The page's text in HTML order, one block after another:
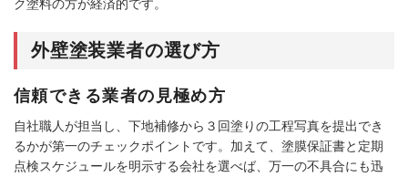
ク塗料の方が経済的です。
外壁塗装業者の選び方
信頼できる業者の見極め方
自社職人が担当し、下地補修から３回塗りの工程写真を提出でき
るかが第一のチェックポイントです。加えて、塗膜保証書と定期
点検スケジュールを明示する会社を選べば、万一の不具合にも迅